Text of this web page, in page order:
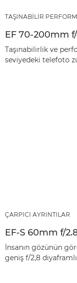
TAŞINABİLİR
EF 70-200mm
Taşınabilirlik ve
seviyedeki telefoto
ÇARPICI AYRINTILAR
EF-S 60mm f/
İnsanın gözünün
geniş f/2,8